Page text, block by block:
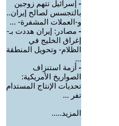
- إسرائيل تتهم زوجين
بالتجسس لصالح إيران..
و-العملات المشفرة- ...
- مصادر: إيران هددت بـ-
إغراق الخليج في
الظلام- وتحويل المنطقة
...
- أزمة استنزاف
الصواريخ الأمريكية:
تحديات الإنتاج المستدام
تفر ...
المزيد.....